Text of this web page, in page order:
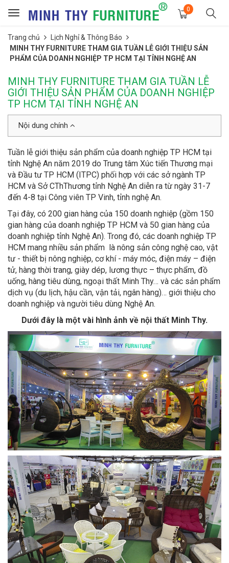
Toggle
0
Trang chủ
Lịch Nghỉ & Thông Báo
MINH THY FURNITURE THAM GIA TUẦN LỄ GIỚI THIỆU SẢN
PHẨM CỦA DOANH NGHIỆP TP HCM TẠI TỈNH NGHỆ AN
MINH THY FURNITURE THAM GIA TUẦN LỄ
GIỚI THIỆU SẢN PHẨM CỦA DOANH NGHIỆP
TP HCM TẠI TỈNH NGHỆ AN
Nội dung chính
Tuần lễ giới thiệu sản phẩm của doanh nghiệp TP HCM tại
tỉnh Nghệ An năm 2019 do Trung tâm Xúc tiến Thương mại
và Đầu tư TP HCM (ITPC) phối hợp với các sở ngành TP
HCM và Sở CThThương tỉnh Nghệ An diễn ra từ ngày 31-7
đến 4-8 tại Công viên TP Vinh, tỉnh nghệ An.
Tại đây, có 200 gian hàng của 150 doanh nghiệp (gồm 150
gian hàng của doanh nghiệp TP HCM và 50 gian hàng của
doanh nghiệp tỉnh Nghệ An). Trong đó, các doanh nghiệp TP
HCM mang nhiều sản phẩm là nông sản công nghệ cao, vật
tư - thiết bị nông nghiệp, cơ khí - máy móc, điện máy – điện
tử, hàng thời trang, giày dép, lương thực – thực phẩm, đồ
uống, hàng tiêu dùng, ngoại thất Minh Thy… và các sản phẩm
dịch vụ (du lịch, hậu cần, vận tải, ngân hàng)… giới thiệu cho
doanh nghiệp và người tiêu dùng Nghệ An.
Dưới đây là một vài hình ảnh về nội thất Minh Thy.